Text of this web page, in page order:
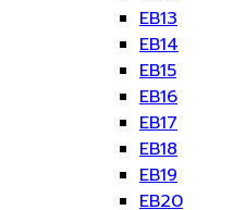
EB13
EB14
EB15
EB16
EB17
EB18
EB19
EB20